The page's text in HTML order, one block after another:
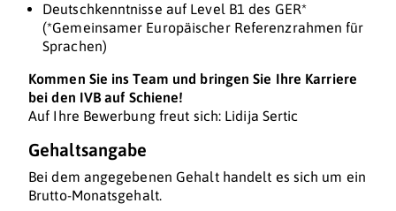
Deutschkenntnisse auf Level B1 des GER*
(*Gemeinsamer Europäischer Referenzrahmen für
Sprachen)
Kommen Sie ins Team und bringen Sie Ihre Karriere
bei den IVB auf Schiene!
Auf Ihre Bewerbung freut sich: Lidija Sertic
Gehaltsangabe
Bei dem angegebenen Gehalt handelt es sich um ein
Brutto-Monatsgehalt.